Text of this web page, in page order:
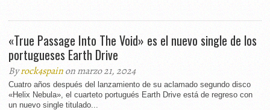
«True Passage Into The Void» es el nuevo single de los
portugueses Earth Drive
Byrock4spainon marzo 21, 2024
Cuatro años después del lanzamiento de su aclamado segundo disco
«Helix Nebula», el cuarteto portugués Earth Drive está de regreso con
un nuevo single titulado...